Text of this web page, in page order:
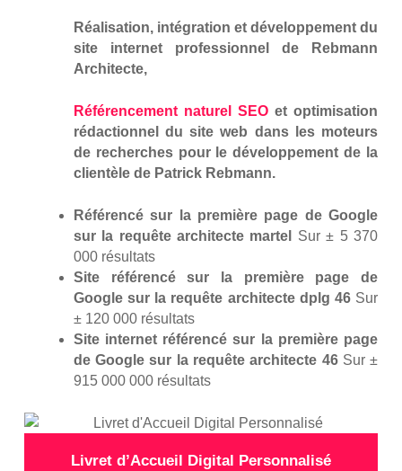
Réalisation, intégration et développement du
site internet professionnel de Rebmann
Architecte,
Référencement naturel SEO et optimisation
rédactionnel du site web dans les moteurs
de recherches pour le développement de la
clientèle de Patrick Rebmann.
Référencé sur la première page de Google
sur la requête architecte martel
Sur ± 5 370
000 résultats
Site référencé sur la première page de
Google sur la requête architecte dplg 46Sur
± 120 000 résultats
Site internet référencé sur la première page
de Google sur la requête architecte 46Sur ±
915 000 000 résultats
Livret d’Accueil Digital Personnalisé